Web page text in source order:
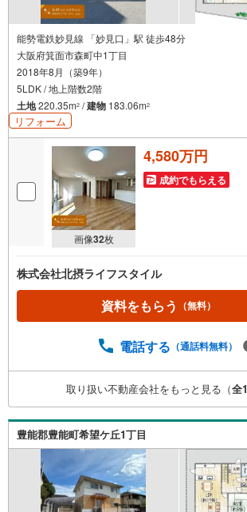
能勢電鉄妙見線 「妙見口」駅 徒歩48分
大阪府箕面市森町中1丁目
2018年8月（築9年）
5LDK / 地上階数2階
土地220.35m2 /建物 183.06m2
リフォーム
画像32枚
4,580万円
成約でもらえる
株式会社北摂ライフスタイル
資料をもらう （無料）
電話する （通話料無料）
取り扱い不動産会社をもっと見る（全1
豊能郡豊能町希望ケ丘1丁目